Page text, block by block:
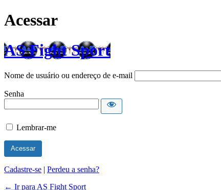
Acessar
AS Fight Sport
Nome de usuário ou endereço de e-mail
Senha
Lembrar-me
Cadastre-se | Perdeu a senha?
← Ir para AS Fight Sport